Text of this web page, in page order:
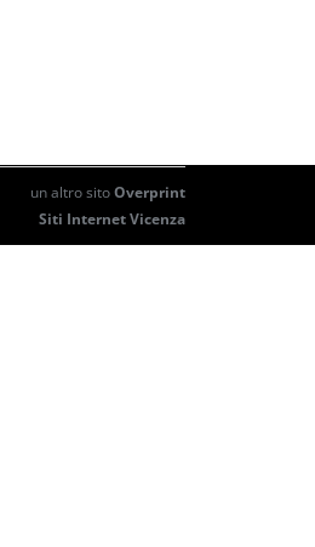
un altro sitoOverprint
Siti Internet Vicenza